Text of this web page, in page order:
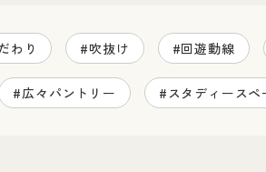
わり #吹抜け #回遊動線
#広々パントリー #スタディースペ